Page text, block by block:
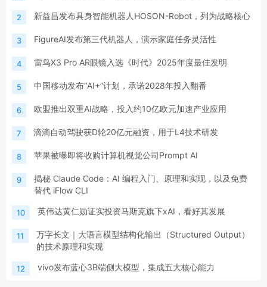
2 新益昌发布具身智能机器人HOSON-Robot，列为战略核心
3 FigureAI发布第三代机器人，演示家庭任务灵活性
4 雷鸟X3 Pro AR眼镜入选《时代》2025年度最佳发明
5 中国移动发布“AI+”计划，承诺2028年投入翻番
6 欧盟推出双重AI战略，投入约10亿欧元加速产业应用
7 滴滴自动驾驶获D轮20亿元融资，用于L4技术研发
8 苹果被曝即将收购计算机视觉公司Prompt AI
9
揭秘 Claude Code：AI 编程入门、原理和实现，以及免费
替代 iFlow CLI
10 英伟达黄仁勋证实投资马斯克旗下xAI，看好其发展
11
万字长文｜大语言模型结构化输出（Structured Output）
的技术原理和实现
12 vivo发布蓝心3B端侧大模型，集成五大核心能力